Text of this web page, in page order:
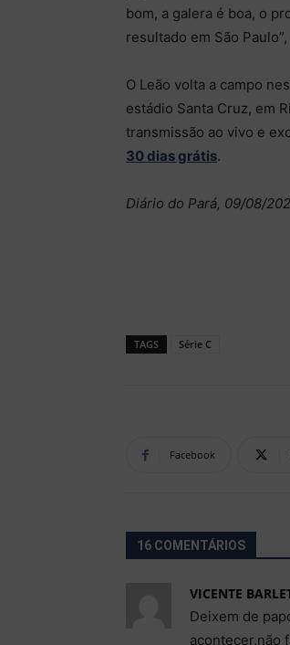
bom, a galera é boa, o
resultado em São
O Leão volta a campo
estádio Santa Cruz, em
transmissão ao vivo e
30 dias grátis.
Diário do Pará, 09/08/
TAGS Série C
Facebook
16 COMENTÁRIOS
VICENTE
Deixem de
acontecer,não